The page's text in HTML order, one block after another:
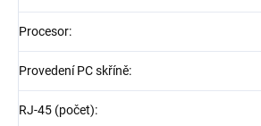
Procesor:
Provedení PC skříně:
RJ-45 (počet):